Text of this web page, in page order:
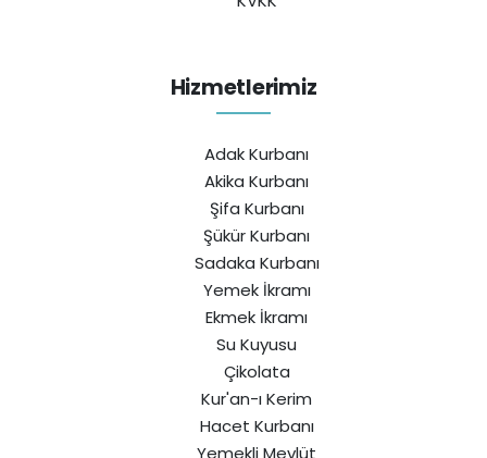
Hizmetlerimiz
Adak Kurbanı
Akika Kurbanı
Şifa Kurbanı
Şükür Kurbanı
Sadaka Kurbanı
Yemek İkramı
Ekmek İkramı
Su Kuyusu
Çikolata
Kur'an-ı Kerim
Hacet Kurbanı
Yemekli Mevlüt